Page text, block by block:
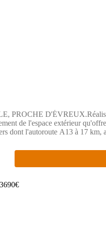
D'ÉVREUX.Réalisez
de l'espace extérieur
dont l'autoroute A13 à 17
euros.Pour obtenir plus